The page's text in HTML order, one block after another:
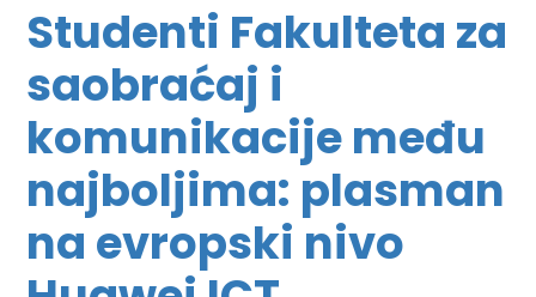
Studenti Fakulteta za
saobraćaj i
komunikacije među
najboljima: plasman
na evropski nivo